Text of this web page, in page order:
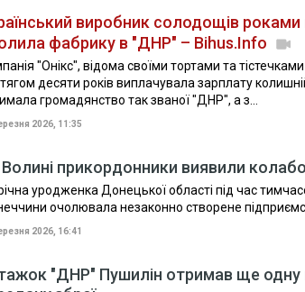
виробник солодощів роками
фабрику в "ДНР" – Bihus.Info
"Онікс", відома своїми тортами та
десяти років виплачувала зарплату
громадянство так званої "ДНР", а з...
2026, 11:35
прикордонники виявили
уродженка Донецької області під час
очолювала незаконно створене
2026, 16:41
"ДНР" Пушилін отримав ще одну